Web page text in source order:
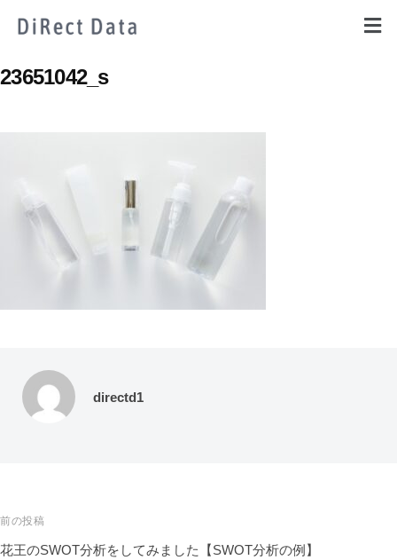
23651042_s
directd1
前の投稿
花王のSWOT分析をしてみました【SWOT分析の例】